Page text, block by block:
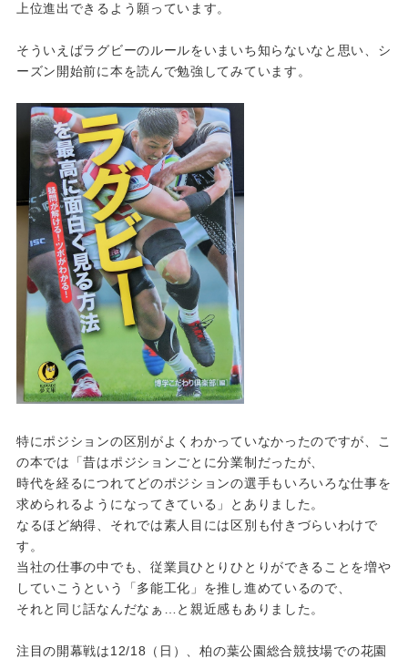
上位進出できるよう願っています。
そういえばラグビーのルールをいまいち知らないなと思い、シ
ーズン開始前に本を読んで勉強してみています。
特にポジションの区別がよくわかっていなかったのですが、こ
の本では「昔はポジションごとに分業制だったが、
時代を経るにつれてどのポジションの選手もいろいろな仕事を
求められるようになってきている」とありました。
なるほど納得、それでは素人目には区別も付きづらいわけで
す。
当社の仕事の中でも、従業員ひとりひとりができることを増や
していこうという「多能工化」を推し進めているので、
それと同じ話なんだなぁ…と親近感もありました。
注目の開幕戦は12/18（日）、柏の葉公園総合競技場での花園